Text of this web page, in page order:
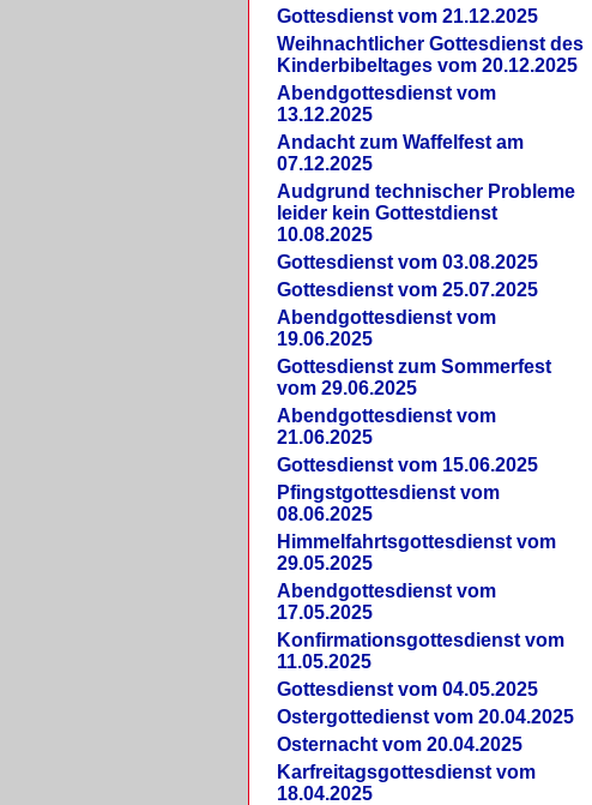
Gottesdienst vom 21.12.2025
Weihnachtlicher Gottesdienst des
Kinderbibeltages vom 20.12.2025
Abendgottesdienst vom
13.12.2025
Andacht zum Waffelfest am
07.12.2025
Audgrund technischer Probleme
leider kein Gottestdienst
10.08.2025
Gottesdienst vom 03.08.2025
Gottesdienst vom 25.07.2025
Abendgottesdienst vom
19.06.2025
Gottesdienst zum Sommerfest
vom 29.06.2025
Abendgottesdienst vom
21.06.2025
Gottesdienst vom 15.06.2025
Pfingstgottesdienst vom
08.06.2025
Himmelfahrtsgottesdienst vom
29.05.2025
Abendgottesdienst vom
17.05.2025
Konfirmationsgottesdienst vom
11.05.2025
Gottesdienst vom 04.05.2025
Ostergottedienst vom 20.04.2025
Osternacht vom 20.04.2025
Karfreitagsgottesdienst vom
18.04.2025